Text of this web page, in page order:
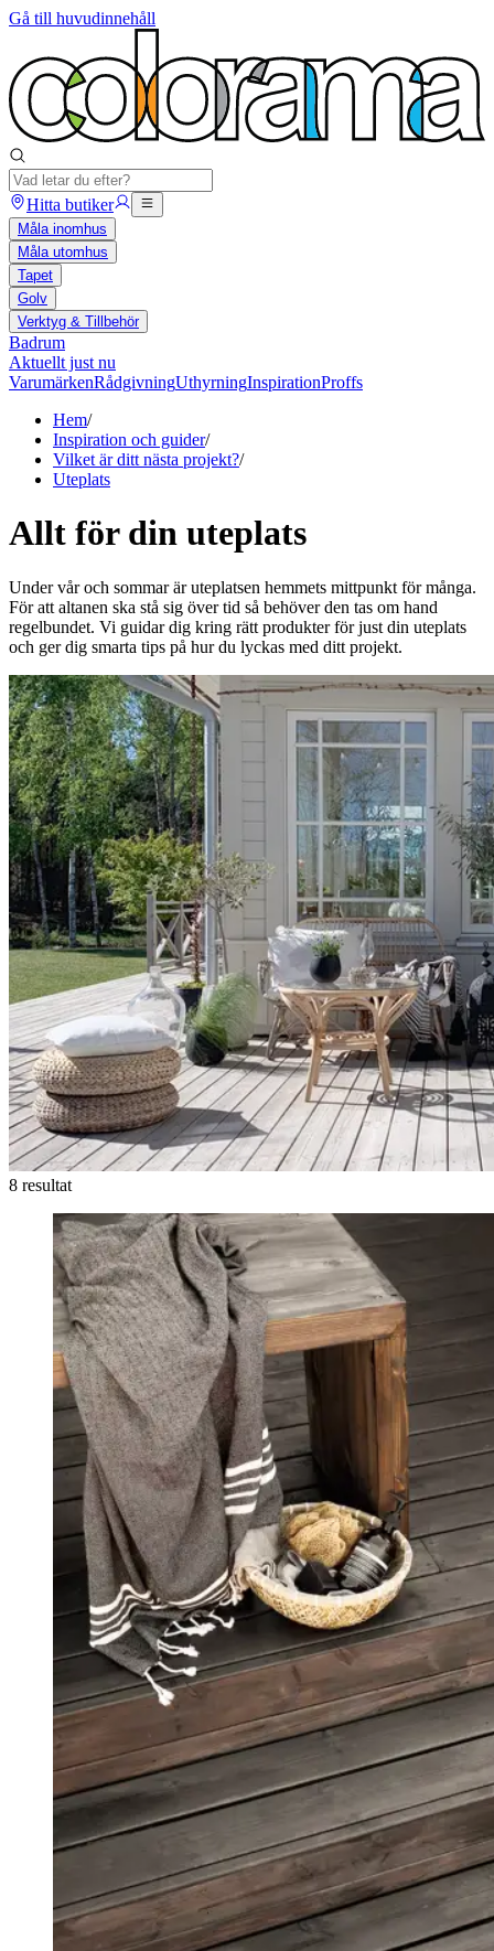
Gå till huvudinnehåll
Hitta butiker
Måla inomhus
Måla utomhus
Tapet
Golv
Verktyg & Tillbehör
Badrum
Aktuellt just nu
VarumärkenRådgivningUthyrningInspirationProffs
Hem/
Inspiration och guider/
Vilket är ditt nästa projekt?/
Uteplats
Allt för din uteplats
Under vår och sommar är uteplatsen hemmets mittpunkt för många.
För att altanen ska stå sig över tid så behöver den tas om hand
regelbundet. Vi guidar dig kring rätt produkter för just din uteplats
och ger dig smarta tips på hur du lyckas med ditt projekt.
8 resultat